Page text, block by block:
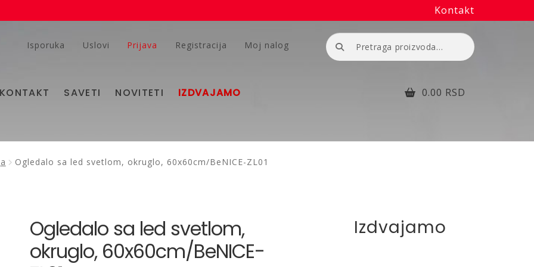
Kontakt
Isporuka Uslovi Prijava Registracija Moj nalog
Pretraga
za:
KONTAKT SAVETI NOVITETI
IZDVAJAMO
0.00 RSD
Ogledalo sa led svetlom, okruglo, 60x60cm/BeNICE-ZL01
Ogledalo sa led svetlom,
okruglo, 60x60cm/BeNICE-
Izdvajamo